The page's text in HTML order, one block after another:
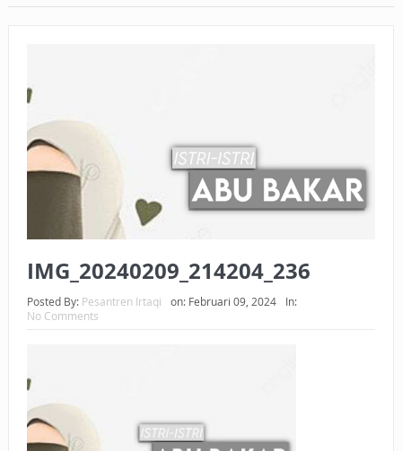
SEBELUM TIBA SAAT WAJIB?
HAKIKAT NIKMAT DI DUNIA!
BAGAIMANA CARA MEMBAYAR ZAKAT UANG?
UANG HARAM BISA MENJADI HALAL JIKA SEBAB
KEPEMILIKANNYA BERUBAH
HUKUM MEMBAYAR ZAKAT DENGAN CARA MENGANGSUR
IMG_20240209_214204_236
Posted By: Pesantren Irtaqi on: Februari 09, 2024
In:
No Comments